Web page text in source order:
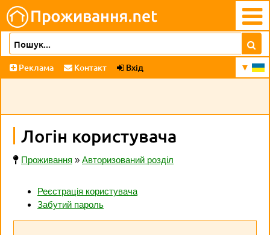
Реклама Контакт Вхід
Логін користувача
Проживання » Авторизований розділ
Реєстрація користувача
Забутий пароль